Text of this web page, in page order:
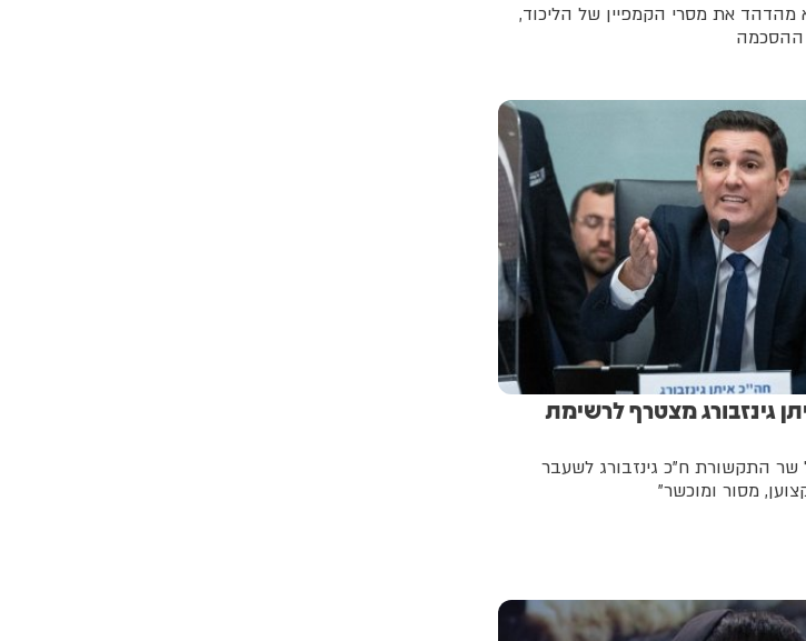
מהדהד את מסרי הקמפיין של הליכוד,
ההסכמה
גינזבורג מצטרף לרשימת
שר התקשורת ח"כ גינזבורג לשעבר
מסור ומוכשר"